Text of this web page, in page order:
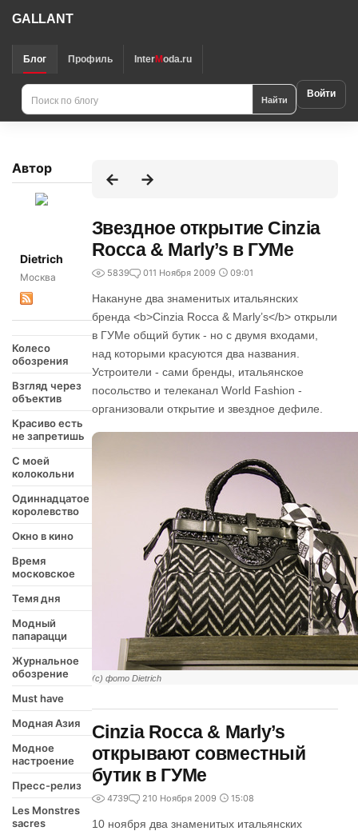
GALLANT
Блог Профиль InterModa.ru
Найти Войти
Автор
Dietrich
Москва
Колесо
обозрения
Взгляд через
объектив
Красиво есть
не запретишь
С моей
колокольни
Одиннадцатое
королевство
Окно в кино
Время
московское
Темя дня
Модный
папарацци
Журнальное
обозрение
Must have
Модная Азия
Модное
настроение
Пресс-релиз
Les Monstres
sacres
Звездное открытие Cinzia
Rocca & Marly’s в ГУМе
5839 011 Ноября 2009 09:01
Накануне два знаменитых итальянских
бренда <b>Cinzia Rocca & Marly’s</b> открыли
в ГУМе общий бутик - но с двумя входами,
над которыми красуются два названия.
Устроители - сами бренды, итальянское
посольство и телеканал World Fashion -
организовали открытие и звездное дефиле.
(с) фото Dietrich
Cinzia Rocca & Marly’s
открывают совместный
бутик в ГУМе
4739 210 Ноября 2009 15:08
10 ноября два знаменитых итальянских